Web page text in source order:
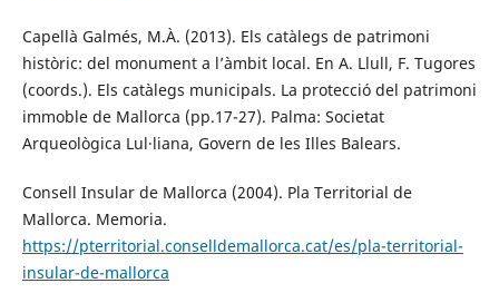
Capellà Galmés, M.À. (2013). Els catàlegs de patrimoni
històric: del monument a l’àmbit local. En A. Llull, F. Tugores
(coords.). Els catàlegs municipals. La protecció del patrimoni
immoble de Mallorca (pp.17-27). Palma: Societat
Arqueològica Lul·liana, Govern de les Illes Balears.
Consell Insular de Mallorca (2004). Pla Territorial de
Mallorca. Memoria.
https://pterritorial.conselldemallorca.cat/es/pla-territorial-
insular-de-mallorca